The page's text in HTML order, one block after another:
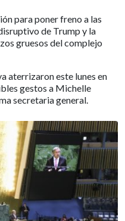
para poner freno a las
de Trump y la
gruesos del complejo
aterrizaron este lunes en
gestos a Michelle
secretaria general.